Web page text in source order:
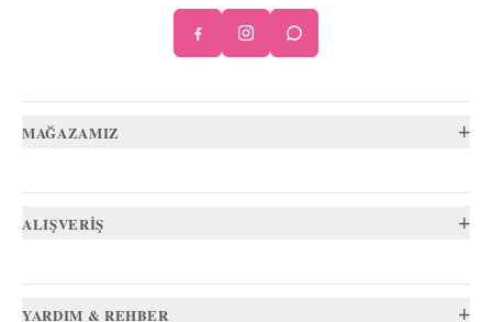
MAĞAZAMIZ +
ALIŞVERİŞ +
YARDIM & REHBER +